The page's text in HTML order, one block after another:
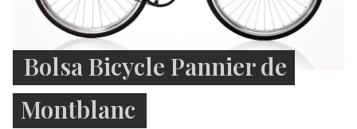
Bolsa Bicycle Pannier de
Montblanc